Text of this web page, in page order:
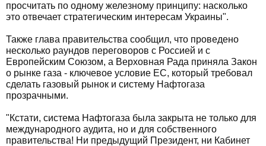
просчитать по одному железному принципу: насколько
это отвечает стратегическим интересам Украины".
Также глава правительства сообщил, что проведено
несколько раундов переговоров с Россией и с
Европейским Союзом, а Верховная Рада приняла Закон
о рынке газа - ключевое условие ЕС, который требовал
сделать газовый рынок и систему Нафтогаза
прозрачными.
"Кстати, система Нафтогаза была закрыта не только для
международного аудита, но и для собственного
правительства! Ни предыдущий Президент, ни Кабинет